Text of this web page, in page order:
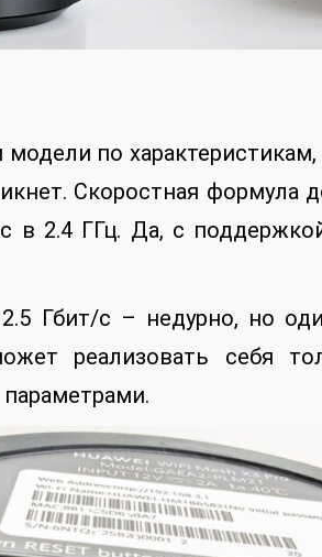
модели по
Скоростная формула
в 2.4 ГГц. Да, с
Гбит/с – недурно, но
реализовать себя